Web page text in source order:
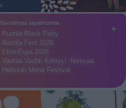
+
Suosittuja tapahtumia
Puotila Block Party
Rastila Fest 2026
Etno-Espa 2026
Vantaa Vauhti Kiihtyy! -festivaa…
Hellsinki Metal Festival